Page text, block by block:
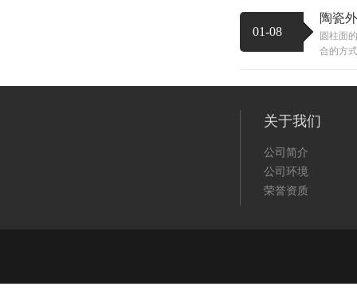
01-08
陶瓷
圆柱面
合的方
关于我们
公司简介
公司环境
荣誉资质